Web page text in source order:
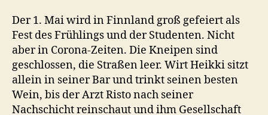
Der 1. Mai wird in Finnland groß gefeiert als
Fest des Frühlings und der Studenten. Nicht
aber in Corona-Zeiten. Die Kneipen sind
geschlossen, die Straßen leer. Wirt Heikki sitzt
allein in seiner Bar und trinkt seinen besten
Wein, bis der Arzt Risto nach seiner
Nachschicht reinschaut und ihm Gesellschaft